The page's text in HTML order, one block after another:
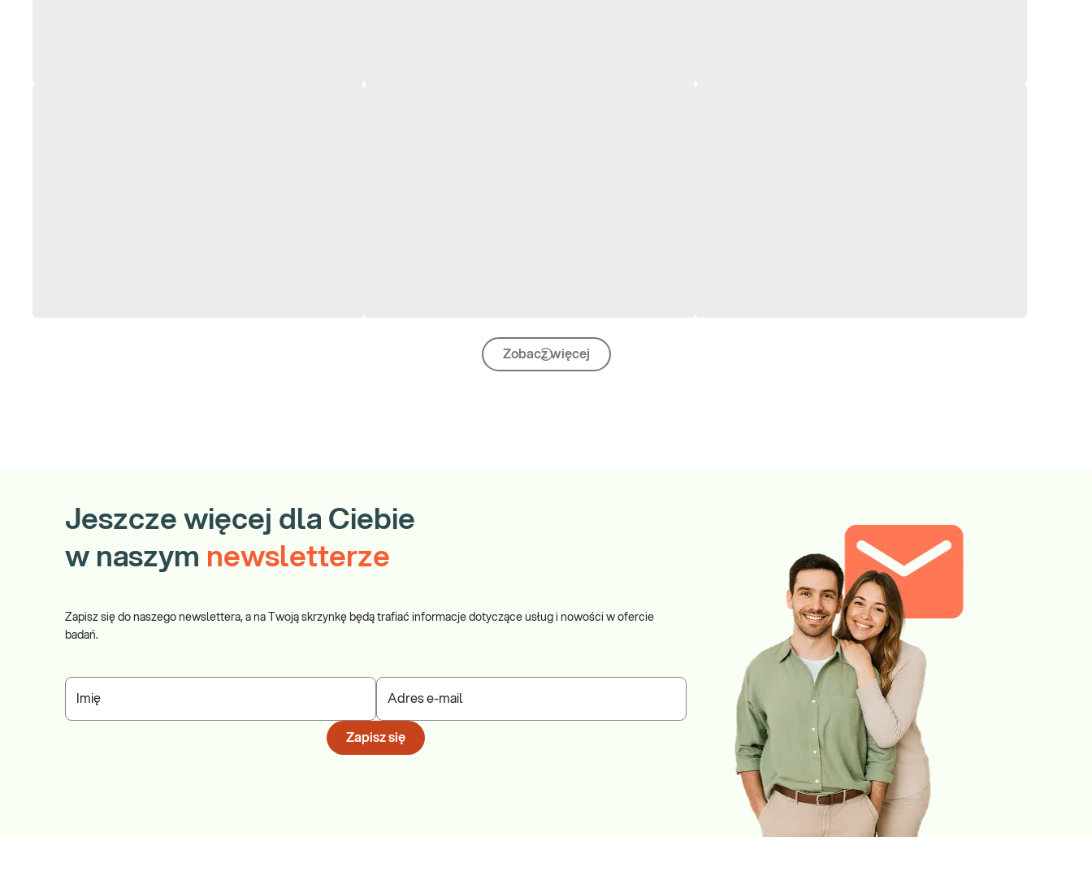
Zobacz więcej
Jeszcze więcej dla Ciebie
w naszym newsletterze
Zapisz się do naszego newslettera, a na Twoją skrzynkę będą trafiać informacje dotyczące usług i nowości w ofercie
badań.
Imię Adres e-mail
Zapisz się